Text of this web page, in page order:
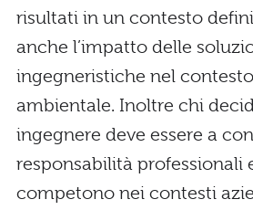
risultati in un contesto
anche l’impatto delle
ingegneristiche nel
ambientale. Inoltre chi
ingegnere deve essere a
responsabilità professionali
competono nei contesti